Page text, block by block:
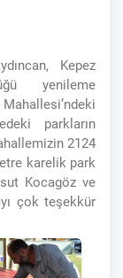
Kepez
yenileme
parkların
2124
karelik park
Kocagöz ve
çok teşekkür